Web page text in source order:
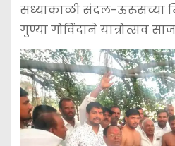
संध्याकाळी संदल-ऊरुसच्या
गुण्या गोविंदाने यात्रोत्सव